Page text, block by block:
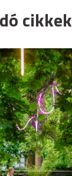
cikkek